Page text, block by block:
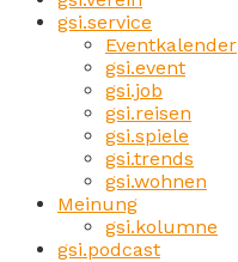
gsi.service
Eventkalender
gsi.event
gsi.job
gsi.reisen
gsi.spiele
gsi.trends
gsi.wohnen
Meinung
gsi.kolumne
gsi.podcast